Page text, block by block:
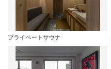
プライベートサウナ